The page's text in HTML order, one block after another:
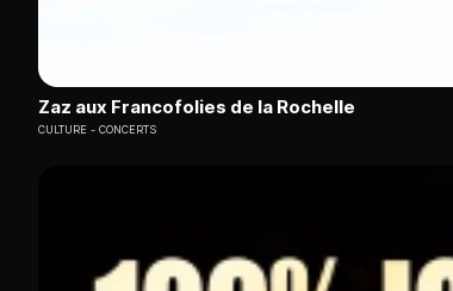
Zaz aux Francofolies de la Rochelle
CULTURE CONCERTS